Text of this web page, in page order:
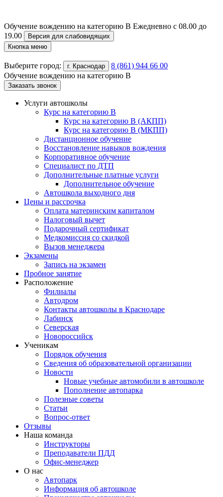
Обучение вождению на категорию B Ежедневно с 08.00 до
19.00
Версия для слабовидящих
Кнопка меню
Выберите город: г. Краснодар
8 (861) 944 66 00
Обучение вождению на категорию B
Заказать звонок
Услуги автошколы
Курс на категорию В
Курс на категорию В (АКПП)
Курс на категорию В (МКПП)
Дистанционное обучение
Восстановление навыков вождения
Корпоративное обучение
Специалист по ДТП
Дополнительные платные услуги
Дополнительное обучение
Автошкола выходного дня
Цены и рассрочка
Оплата материнским капиталом
Налоговый вычет
Подарочный сертификат
Медкомиссия со скидкой
Вызов менеджера
Экзамены
Запись на экзамен
Пробное занятие
Расположение
Филиалы
Автодром
Контакты автошколы в Краснодаре
Лабинск
Северская
Новороссийск
Ученикам
Порядок обучения
Сведения об образовательной организации
Новости
Новые учебные автомобили в автошколе
Пополнение автопарка
Полезные советы
Статьи
Вопрос-ответ
Отзывы
Наша команда
Инструкторы
Преподаватели ПДД
Офис-менеджер
О нас
Автопарк
Информация об автошколе